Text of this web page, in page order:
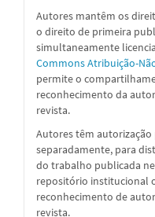
Autores mantêm os
o direito de primeira
simultaneamente
Commons Atribuição-
permite o
reconhecimento da
revista.
Autores têm
separadamente, para
do trabalho publicada
repositório institucional
reconhecimento de
revista.